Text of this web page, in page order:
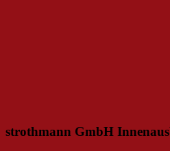
strothmann GmbH